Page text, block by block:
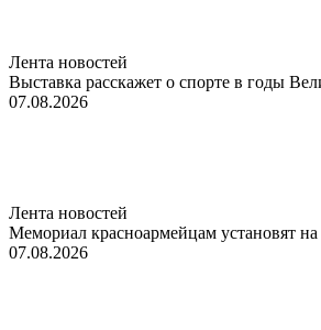
Лента новостей
Выставка расскажет о спорте в годы
07.08.2026
Лента новостей
Мемориал красноармейцам установят
07.08.2026